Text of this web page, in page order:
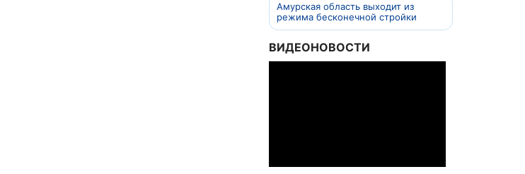
Амурская область выходит из
режима бесконечной стройки
ВИДЕОНОВОСТИ